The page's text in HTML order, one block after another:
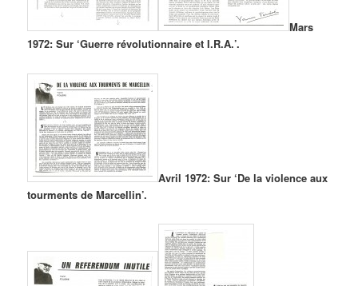
Mars
1972: Sur ‘Guerre révolutionnaire et I.R.A.’.
Avril 1972: Sur ‘De la violence aux
tourments de Marcellin’.